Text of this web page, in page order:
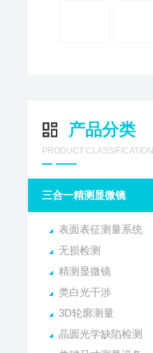
产品分类
PRODUCT CLASSIFICATION
三合一精测显微镜
表面表征测量系统
无损检测
精测显微镜
类白光干涉
3D轮廓测量
晶圆光学缺陷检测